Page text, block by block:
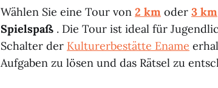
Wählen Sie eine Tour von 2 km oder 3 km
Spielspaß . Die Tour ist ideal für
Schalter der Kulturerbestätte Ename
Aufgaben zu lösen und das Rätsel zu